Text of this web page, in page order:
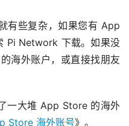
有些复杂，如果您有 App
Pi Network 下载。如果没
海外账户，或直接找朋友
一大堆 App Store 的海外
Store 海外账号》。